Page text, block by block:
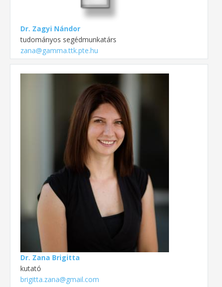
Dr. Zagyi Nándor
tudományos segédmunkatárs
zana@gamma.ttk.pte.hu
Dr. Zana Brigitta
kutató
brigitta.zana@gmail.com